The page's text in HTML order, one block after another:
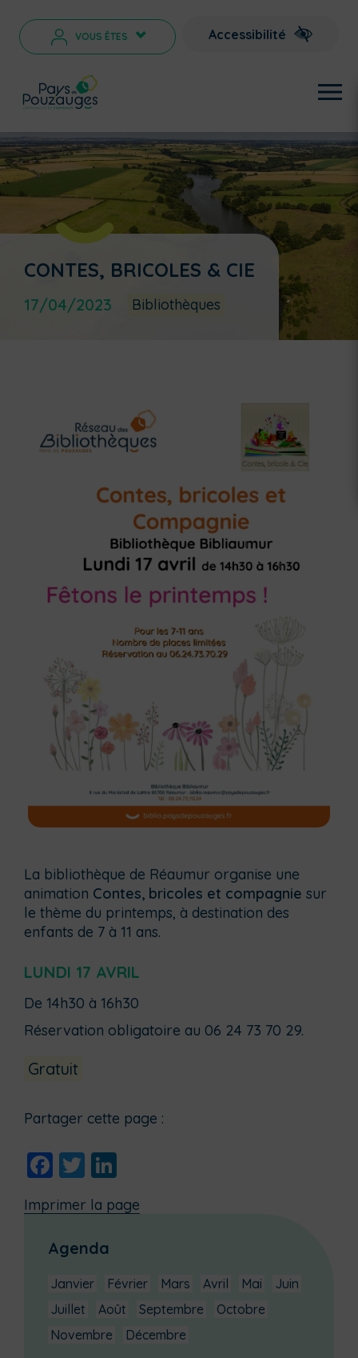
VOUS ÊTES > Accessibilité
CONTES, BRICOLES & CIE
17/04/2023 Bibliothèques
La bibliothèque de Réaumur organise une
animation Contes, bricoles et compagnie sur
le thème du printemps, à destination des
enfants de 7 à 11 ans.
LUNDI 17 AVRIL
De 14h30 à 16h30
Réservation obligatoire au 06 24 73 70 29.
Gratuit
Partager cette page :
Facebook
Twitter
Imprimer la page
Agenda
Janvier Février Mars Avril Mai
Juin
Juillet
Août Septembre
Octobre
Novembre
Décembre